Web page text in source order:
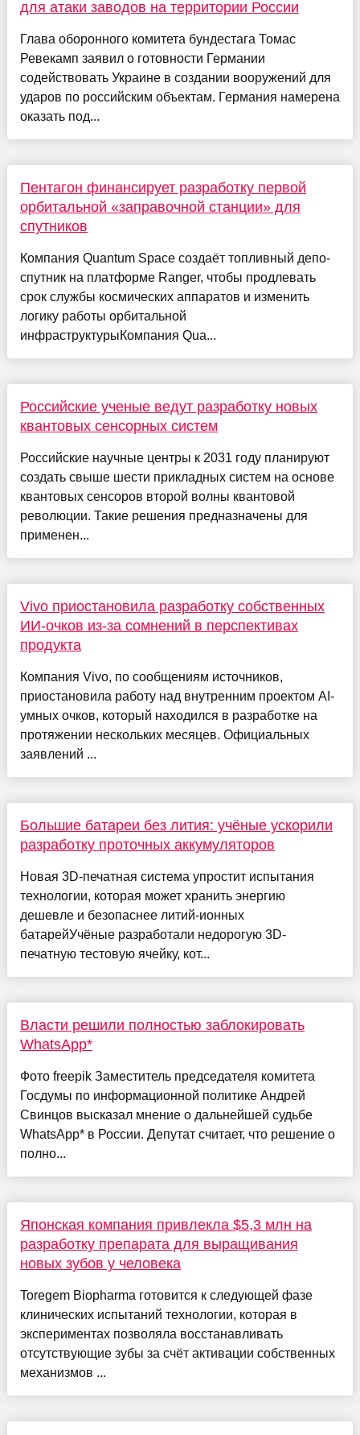
для атаки заводов на территории России
Глава оборонного комитета бундестага Томас
Ревекамп заявил о готовности Германии
содействовать Украине в создании вооружений для
ударов по российским объектам. Германия намерена
оказать под...
Пентагон финансирует разработку первой
орбитальной «заправочной станции» для
спутников
Компания Quantum Space создаёт топливный депо-
спутник на платформе Ranger, чтобы продлевать
срок службы космических аппаратов и изменить
логику работы орбитальной
инфраструктурыКомпания Qua...
Российские ученые ведут разработку новых
квантовых сенсорных систем
Российские научные центры к 2031 году планируют
создать свыше шести прикладных систем на основе
квантовых сенсоров второй волны квантовой
революции. Такие решения предназначены для
применен...
Vivo приостановила разработку собственных
ИИ-очков из-за сомнений в перспективах
продукта
Компания Vivo, по сообщениям источников,
приостановила работу над внутренним проектом AI-
умных очков, который находился в разработке на
протяжении нескольких месяцев. Официальных
заявлений ...
Большие батареи без лития: учёные ускорили
разработку проточных аккумуляторов
Новая 3D-печатная система упростит испытания
технологии, которая может хранить энергию
дешевле и безопаснее литий-ионных
батарейУчёные разработали недорогую 3D-
печатную тестовую ячейку, кот...
Власти решили полностью заблокировать
WhatsApp*
Фото freepik Заместитель председателя комитета
Госдумы по информационной политике Андрей
Свинцов высказал мнение о дальнейшей судьбе
WhatsApp* в России. Депутат считает, что решение о
полно...
Японская компания привлекла $5,3 млн на
разработку препарата для выращивания
новых зубов у человека
Toregem Biopharma готовится к следующей фазе
клинических испытаний технологии, которая в
экспериментах позволяла восстанавливать
отсутствующие зубы за счёт активации собственных
механизмов ...